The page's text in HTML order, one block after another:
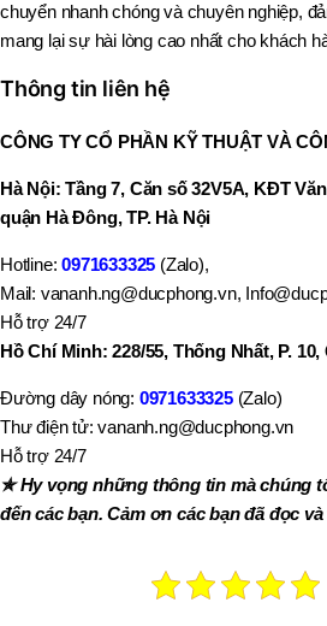
chuyển nhanh chóng và chuyên nghiệp,
mang lại sự hài lòng cao nhất cho khách
Thông tin liên hệ
CÔNG TY CỔ PHẦN KỸ THUẬT VÀ
Hà Nội: Tầng 7, Căn số 32V5A, KĐT
quận Hà Đông, TP. Hà Nội
Hotline:0971633325 (Zalo),
Mail: vananh.ng@ducphong.vn,
Hỗ trợ 24/7
Hồ Chí Minh: 228/55, Thống Nhất, P. 10,
Đường dây nóng: 0971633325(Zalo)
Thư điện tử: vananh.ng@ducphong.vn
Hỗ trợ 24/7
✯ Hy vọng những thông tin mà chúng
đến các bạn. Cảm ơn các bạn đã đọc